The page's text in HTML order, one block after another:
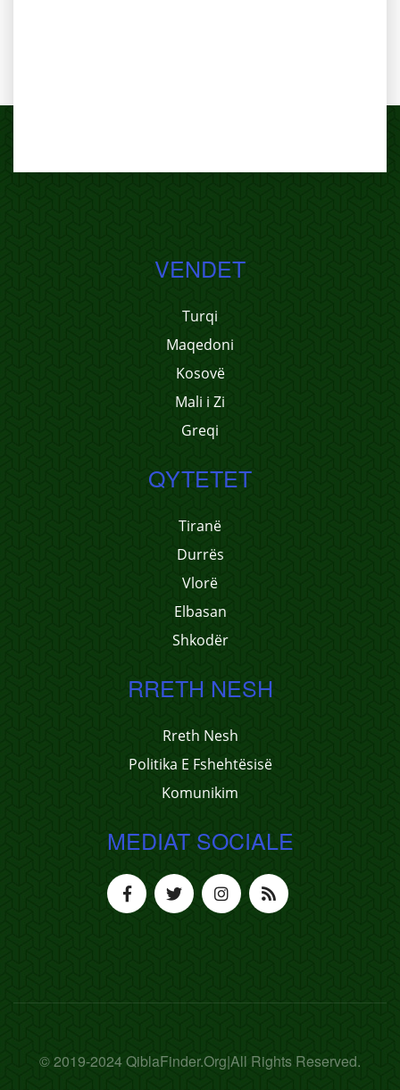
VENDET
Turqi
Maqedoni
Kosovë
Mali i Zi
Greqi
QYTETET
Tiranë
Durrës
Vlorë
Elbasan
Shkodër
RRETH NESH
Rreth Nesh
Politika E Fshehtësisë
Komunikim
MEDIAT SOCIALE
© 2019-2024 QiblaFinder.Org|All Rights Reserved.